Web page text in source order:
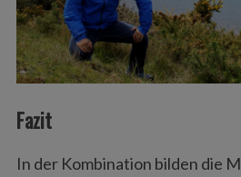
Fazit
In der Kombination bilden die